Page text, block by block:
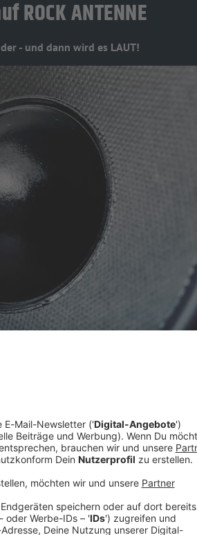
ANTENNE
- und dann wird es LAUT!
powered by